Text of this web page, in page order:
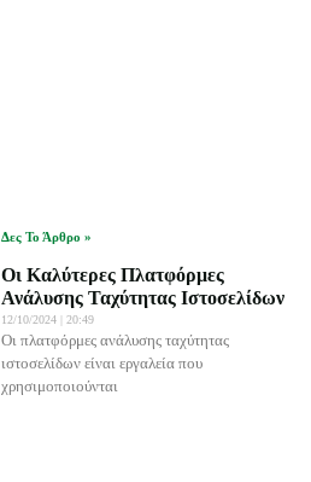
Δες Το Άρθρο »
Οι Καλύτερες Πλατφόρμες
Ανάλυσης Ταχύτητας Ιστοσελίδων
12/10/2024 20:49
Οι πλατφόρμες ανάλυσης ταχύτητας
ιστοσελίδων είναι εργαλεία που
χρησιμοποιούνται